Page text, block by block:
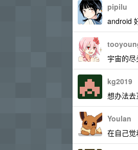
pipilu
android
宇宙的
kg2019
想办法
Youlan
在自己